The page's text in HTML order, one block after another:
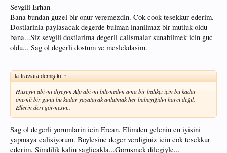
Sevgili Erhan
Bana bundan guzel bir onur veremezdin. Cok cook tesekkur ederim.
Dostlarinla paylasacak degerde bulman inanilmaz bir mutluk oldu
bana...Siz sevgili dostlarima degerli calismalar sunabilmek icin guc
oldu... Sag ol degerli dostum ve meslekdasim.
la-traviata demiş ki: ↑
Hüseyin abi mi diyeyim Alp abi mi bilemedim ama bir balıkçı için bu kadar
önemli bir günü bu kadar yaşatarak anlatmak her babayiğidin harcı değil.
Ellerin dert görmesin..
Sag ol degerli yorumlarin icin Ercan. Elimden gelenin en iyisini
yapmaya calisiyorum. Boylesine deger verdiginiz icin cok tesekkur
ederim. Simdilik kalin saglicakla...Gorusmek dilegiyle...